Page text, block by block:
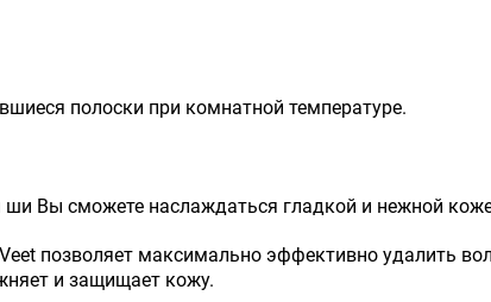
полоски при комнатной температуре.
Вы сможете наслаждаться гладкой и нежной
позволяет максимально эффективно удалить
и защищает кожу.